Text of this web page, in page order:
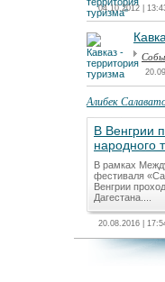
04.10.2012 |
Алибек
В Венгрии
народного
В рамках
фестиваля
Венгрии
Дагестана....
20.08.2016 |